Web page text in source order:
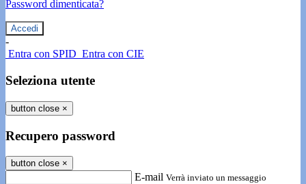
Password dimenticata?
-
Entra con SPID Entra con CIE
Seleziona utente
button close ×
Recupero password
button close ×
E-mail Verrà inviato un messaggio